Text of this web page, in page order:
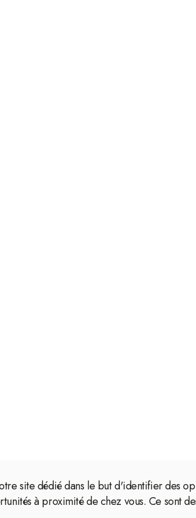
site dédié dans le but d'identifier des
à proximité de chez vous. Ce sont